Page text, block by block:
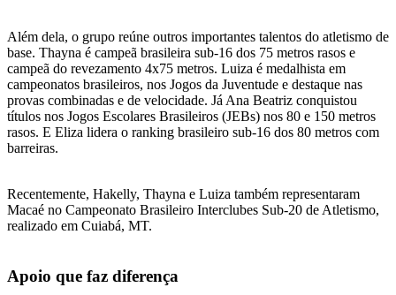
Além dela, o grupo reúne outros importantes talentos do atletismo de
base. Thayna é campeã brasileira sub-16 dos 75 metros rasos e
campeã do revezamento 4x75 metros. Luiza é medalhista em
campeonatos brasileiros, nos Jogos da Juventude e destaque nas
provas combinadas e de velocidade. Já Ana Beatriz conquistou
títulos nos Jogos Escolares Brasileiros (JEBs) nos 80 e 150 metros
rasos. E Eliza lidera o ranking brasileiro sub-16 dos 80 metros com
barreiras.
Recentemente, Hakelly, Thayna e Luiza também representaram
Macaé no Campeonato Brasileiro Interclubes Sub-20 de Atletismo,
realizado em Cuiabá, MT.
Apoio que faz diferença